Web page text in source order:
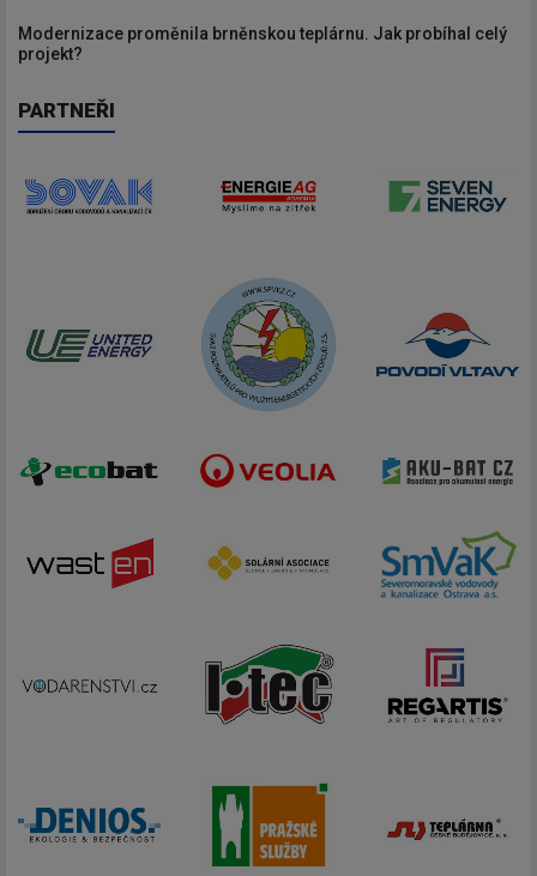
Modernizace proměnila brněnskou teplárnu. Jak probíhal celý
projekt?
PARTNEŘI